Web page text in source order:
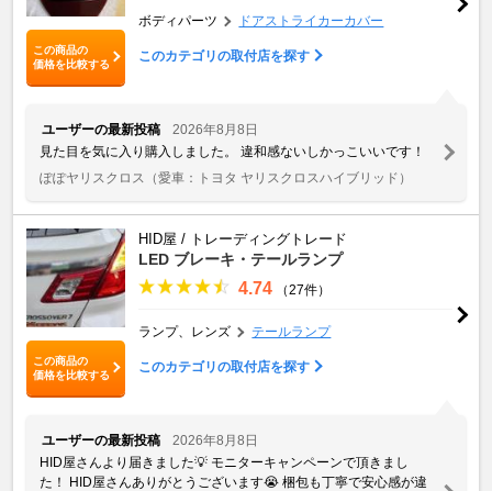
この商品の
価格を比較する
ボディパーツ ドアストライカーカバー
このカテゴリの取付店を探す
ユーザーの最新投稿
2026年8月8日
見た目を気に入り購入しました。 違和感ないしかっこいいです！
ぽぽヤリスクロス
（愛車：トヨタ ヤリスクロスハイブリッド）
この商品の
価格を比較する
HID屋 / トレーディングトレード
LED ブレーキ・テールランプ
4.74 （27件）
ランプ、レンズ テールランプ
このカテゴリの取付店を探す
ユーザーの最新投稿
2026年8月8日
HID屋さんより届きました💡 モニターキャンペーンで頂きまし
た！ HID屋さんありがとうございます😭 梱包も丁寧で安心感が違